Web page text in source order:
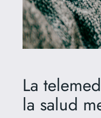
La
la salud